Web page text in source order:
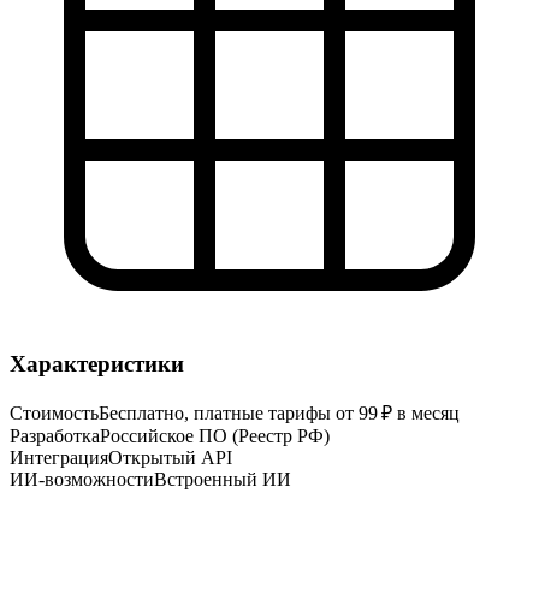
Характеристики
СтоимостьБесплатно, платные тарифы от 99 ₽ в месяц
РазработкаРоссийское ПО (Реестр РФ)
ИнтеграцияОткрытый API
ИИ-возможностиВстроенный ИИ